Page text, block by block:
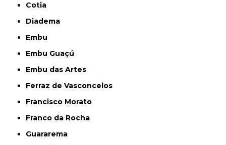
Cotia
Diadema
Embu
Embu Guaçú
Embu das Artes
Ferraz de Vasconcelos
Francisco Morato
Franco da Rocha
Guararema